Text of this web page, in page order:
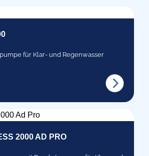
für Klar- und Regenwasser
2000 AD PRO